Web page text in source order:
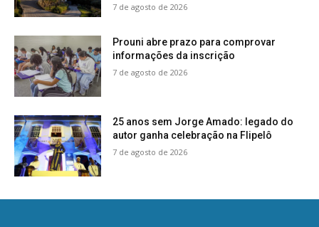
7 de agosto de 2026
Prouni abre prazo para comprovar
informações da inscrição
7 de agosto de 2026
25 anos sem Jorge Amado: legado do
autor ganha celebração na Flipelô
7 de agosto de 2026